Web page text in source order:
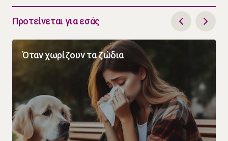
Προτείνεται για εσάς
Όταν χωρίζουν τα ζώδια